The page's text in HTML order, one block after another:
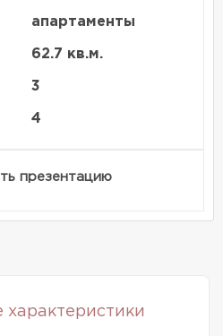
апартаменты
62.7 кв.м.
3
4
презентацию